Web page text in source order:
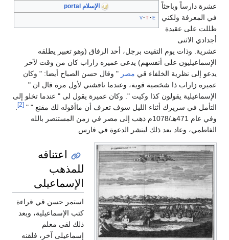
الإسلام portal
v t e
عشرة دارساً وباحثاً
في المعرفة ولكني
ظللت على عقيدة
أجدادي الاثنى
عشرية. وذات يوم التقيت برجل، أحد الرفاق (وهو تعبير يطلقه
الإسماعيليون على أنفسهم) يدعى عميره زاراب كان من وقت لآخر
يدعو إلى نظرية الخلفاء قي مصر " وقال حسن الصباح أيضا: " وكان
عميره زاراب ذا شخصية قوية، وعندما ناقشني لأول مرة قال ان "
الإسماعيلية يقولون كذا وكيت ". وكان عميرة يقول لى " عندما تخلو إلى
التأمل في سريرك أثناء الليل سوف تعرف أن ماأقوله لك مقنع " " [2]
.
وفي عام 471هـ/1078م ذهب إلى مصر في زمن المستنصر بالله
الفاطمي، وعاد بعد ذلك لينشر الدعوة في فارس.
اعتناقه
للمذهب
الإسماعيلى
استمر حسن قي قراءة
كتب الإسماعيلية، وبعد
ذلك لقى معلم
إسماعيلى آخر، فلقنه